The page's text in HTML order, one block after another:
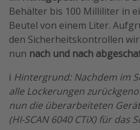
Behälter bis 100 Milliliter in
Beutel von einem Liter.
den Sicherheitskontrollen
nun nach und nach
ℹ️ Hintergrund: Nachdem im
alle Lockerungen
nun die überarbeiteten
(HI-SCAN 6040 CTiX) für das